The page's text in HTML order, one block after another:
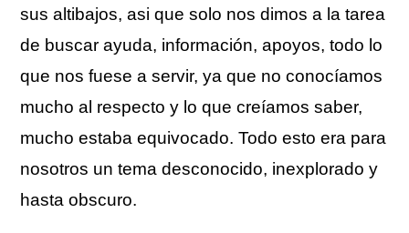
sus altibajos, asi que solo nos dimos a la tarea
de buscar ayuda, información, apoyos, todo lo
que nos fuese a servir, ya que no conocíamos
mucho al respecto y lo que creíamos saber,
mucho estaba equivocado. Todo esto era para
nosotros un tema desconocido, inexplorado y
hasta obscuro.